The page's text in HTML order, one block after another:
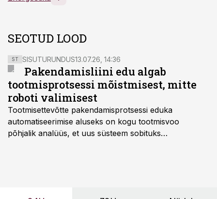
SEOTUD LOOD
ST SISUTURUNDUS13.07.26, 14:36
Pakendamisliini edu algab
tootmisprotsessi mõistmisest, mitte
roboti valimisest
Tootmisettevõtte pakendamisprotsessi eduka
automatiseerimise aluseks on kogu tootmisvoo
põhjalik analüüs, et uus süsteem sobituks